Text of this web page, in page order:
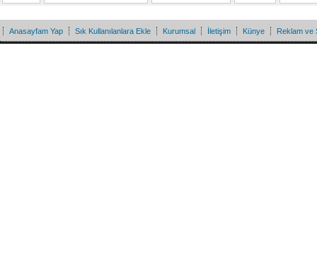
Anasayfam Yap Sık Kullanılanlara Ekle Kurumsal İletişim Künye Reklam ve